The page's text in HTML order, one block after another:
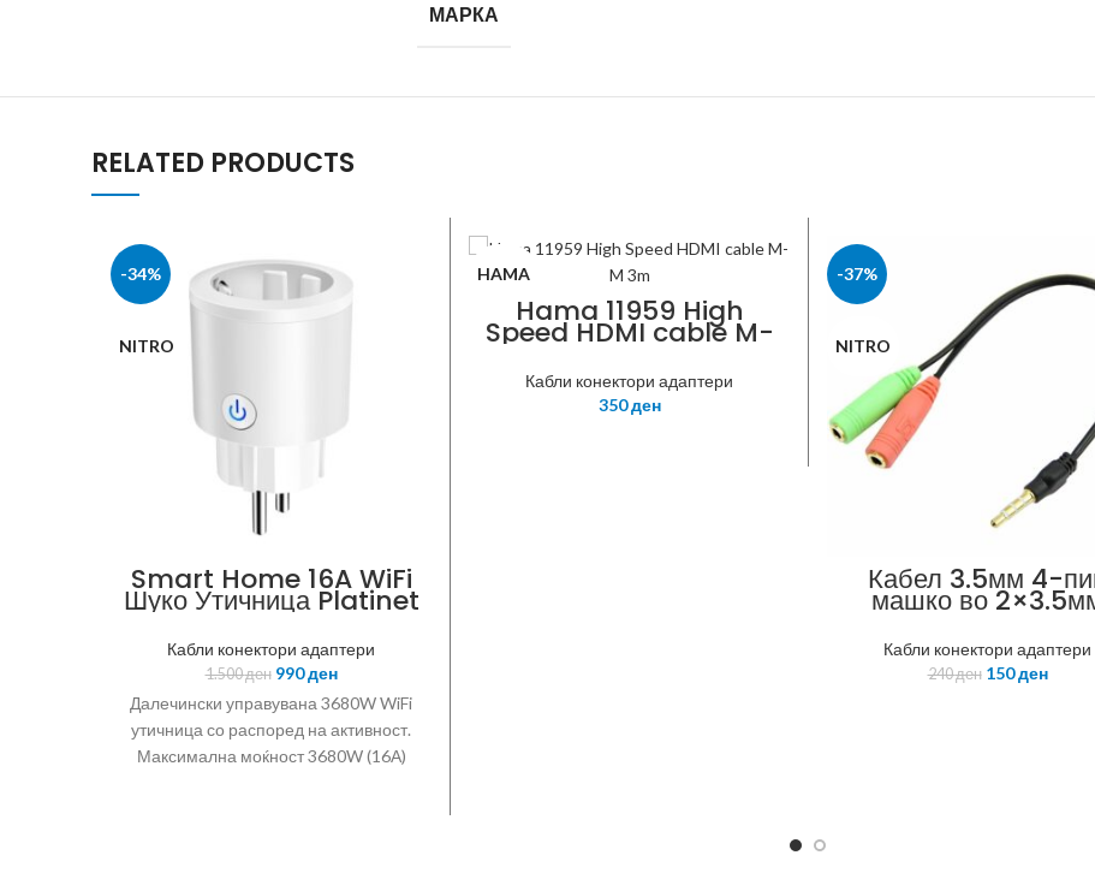
МАРКА
RELATED PRODUCTS
-34%
NITRO
Smart Home 16A WiFi
Шуко Утичница Platinet
Кабли конектори адаптери
1.500ден 990ден
Далечински управувана 3680W WiFi
утичница со распоред на активност.
Максимална моќност 3680W (16А)
HAMA
Hama 11959 High
Speed HDMI cable M-
M 3m
Кабли конектори адаптери
350ден
-37%
NITRO
Кабел 3.5мм 4-
машко во
женски 3-пин
Кабли конектори адаптери
240ден 150ден